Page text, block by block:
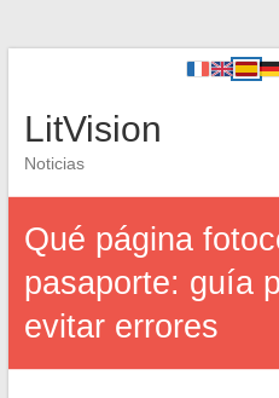
LitVision
Noticias
Qué página
pasaporte: guía
evitar errores